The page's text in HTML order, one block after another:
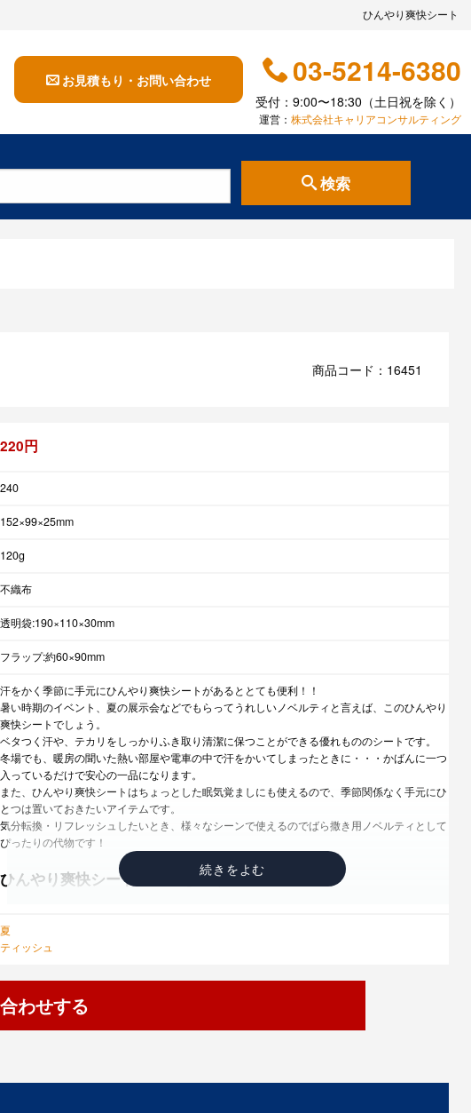
ひんやり爽快シート
お見積もり・お問い合わせ 03-5214-6380
受付：9:00〜18:30（土日祝を除く）
運営：株式会社キャリアコンサルティング
検索
商品コード：16451
220円
240
152×99×25mm
120g
不織布
透明袋:190×110×30mm
フラップ:約60×90mm
汗をかく季節に手元にひんやり爽快シートがあるととても便利！！
暑い時期のイベント、夏の展示会などでもらってうれしいノベルティと言えば、このひんやり
爽快シートでしょう。
ベタつく汗や、テカリをしっかりふき取り清潔に保つことができる優れもののシートです。
冬場でも、暖房の聞いた熱い部屋や電車の中で汗をかいてしまったときに・・・かばんに一つ
入っているだけで安心の一品になります。
また、ひんやり爽快シートはちょっとした眠気覚ましにも使えるので、季節関係なく手元にひ
とつは置いておきたいアイテムです。
気分転換・リフレッシュしたいとき、様々なシーンで使えるのでばら撒き用ノベルティとして
ぴったりの代物です！
ひんやり爽快シートのいいところ
２、 ベタつき、テカリを取り除くパウダーイン仕様なのですっきり清潔に保てるところ
３、 アルミ蒸着シートを外装に使っているため、シートが乾燥・変質しないところ
主にひんやり爽快シートは、飲食店・ゴルフ場・カラオケ店・パチンコ店などの多くの業種の
店舗でお客様のサービスとしてご利用されています。
使う場所や時期を選ばないので様々な場所やシーンでお配りすることが可能です。
夏
ティッシュ
わせする